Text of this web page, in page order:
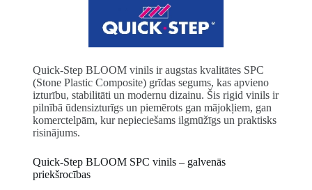
Quick-Step BLOOM vinils ir augstas kvalitātes SPC
(Stone Plastic Composite) grīdas segums, kas apvieno
izturību, stabilitāti un modernu dizainu. Šis rigid vinils ir
pilnībā ūdensizturīgs un piemērots gan mājokļiem, gan
komerctelpām, kur nepieciešams ilgmūžīgs un praktisks
risinājums.
Quick-Step BLOOM SPC vinils – galvenās
priekšrocības